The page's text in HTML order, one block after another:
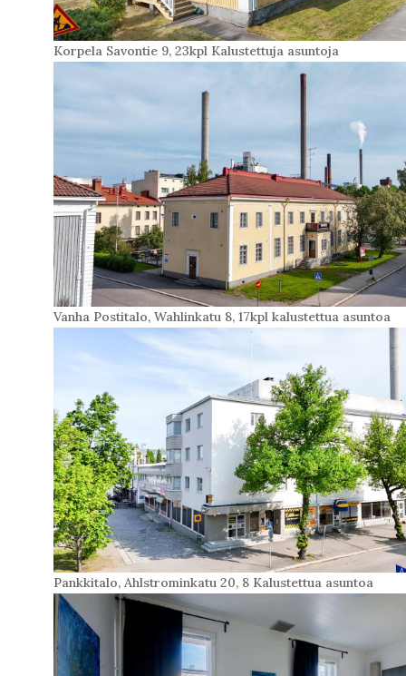
Korpela Savontie 9, 23kpl Kalustettuja asuntoja
Vanha Postitalo, Wahlinkatu 8, 17kpl kalustettua asuntoa
Pankkitalo, Ahlstrominkatu 20, 8 Kalustettua asuntoa